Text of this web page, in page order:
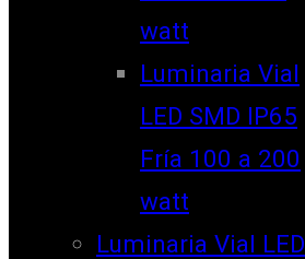
watt
Luminaria Vial
LED SMD IP65
Fría 100 a 200
watt
Luminaria Vial LED